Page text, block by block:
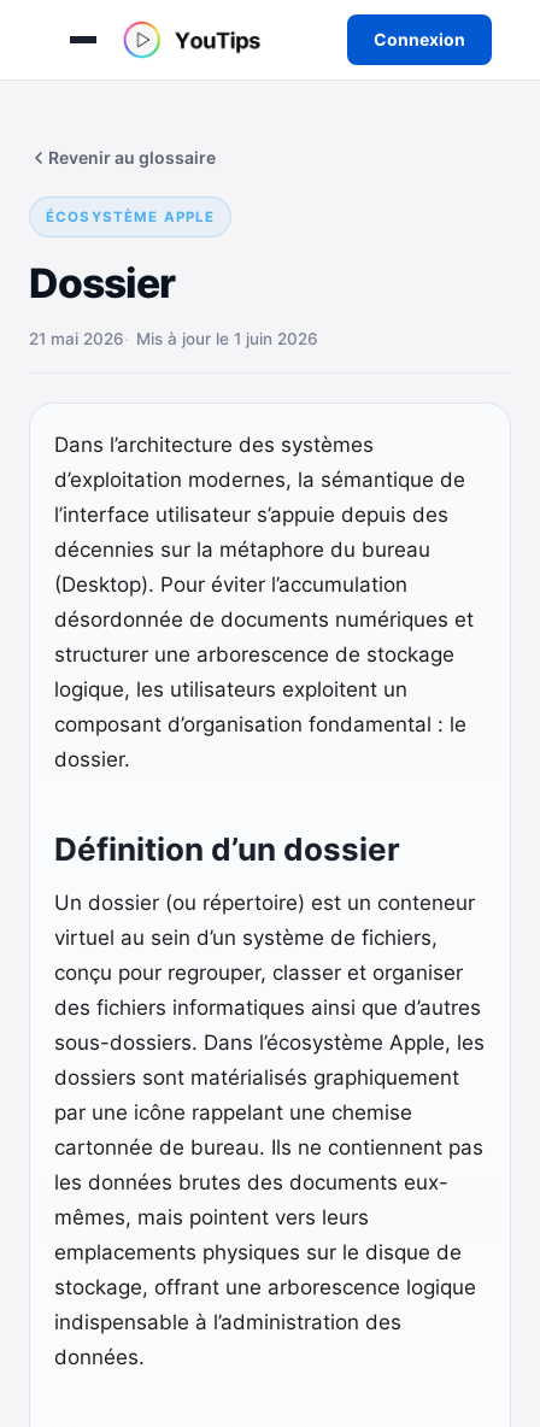
Connexion
contenu
ÉCOSYSTÈME APPLE
Dossier
Revenir au glossaire
21 mai 2026 Mis à jour le 1 juin 2026
Dans l’architecture des systèmes
d’exploitation modernes, la sémantique de
l’interface utilisateur s’appuie depuis des
décennies sur la métaphore du bureau
(Desktop). Pour éviter l’accumulation
désordonnée de documents numériques et
structurer une arborescence de stockage
logique, les utilisateurs exploitent un
composant d’organisation fondamental : le
dossier.
Définition d’un dossier
Un dossier (ou répertoire) est un conteneur
virtuel au sein d’un système de fichiers,
conçu pour regrouper, classer et organiser
des fichiers informatiques ainsi que d’autres
sous-dossiers. Dans l’écosystème Apple, les
dossiers sont matérialisés graphiquement
par une icône rappelant une chemise
cartonnée de bureau. Ils ne contiennent pas
les données brutes des documents eux-
mêmes, mais pointent vers leurs
emplacements physiques sur le disque de
stockage, offrant une arborescence logique
indispensable à l’administration des
données.